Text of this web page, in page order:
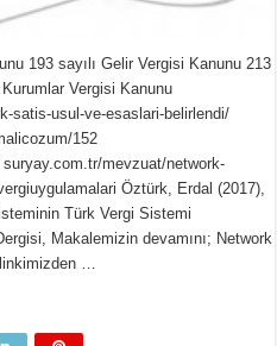
193 sayılı Gelir Vergisi Kanunu 213
Kurumlar Vergisi Kanunu
satis-usul-ve-esaslari-belirlendi/
152
mevzuat/network-
Öztürk, Erdal (2017),
Türk Vergi Sistemi
Makalemizin devamını; Network
linkimizden …